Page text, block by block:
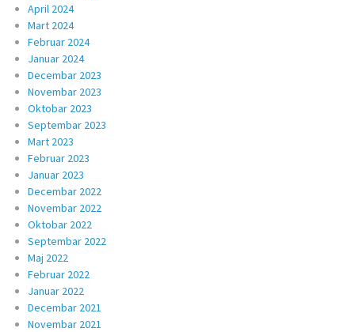
April 2024
Mart 2024
Februar 2024
Januar 2024
Decembar 2023
Novembar 2023
Oktobar 2023
Septembar 2023
Mart 2023
Februar 2023
Januar 2023
Decembar 2022
Novembar 2022
Oktobar 2022
Septembar 2022
Maj 2022
Februar 2022
Januar 2022
Decembar 2021
Novembar 2021